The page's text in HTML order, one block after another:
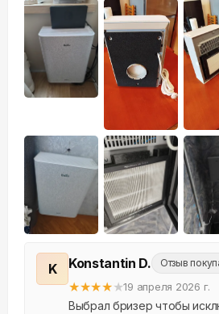
K Konstantin D. Отзыв
★★★★★19 апреля 2026 г.
Выбрал бризер чтобы